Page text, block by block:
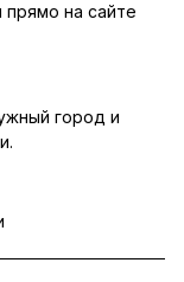
прямо на сайте
город и